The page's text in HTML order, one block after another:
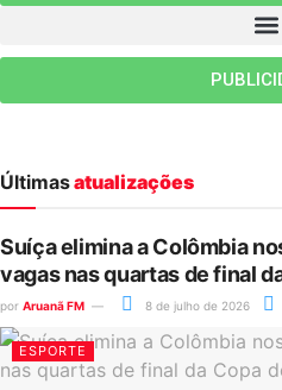
Últimasatualizações
Suíça elimina a Colômbia
vagas nas quartas de final
por Aruanã FM 8 de julho de 2026
ESPORTE